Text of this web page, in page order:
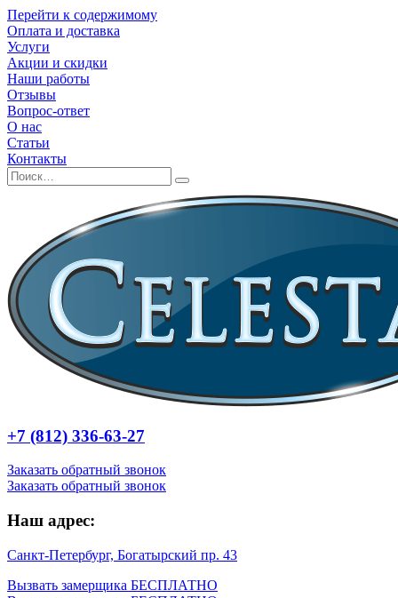
Перейти к содержимому
Оплата и доставка
Услуги
Акции и скидки
Наши работы
Отзывы
Вопрос-ответ
О нас
Статьи
Контакты
+7 (812) 336-63-27
Заказать обратный звонок
Заказать обратный звонок
Наш адрес:
Санкт-Петербург, Богатырский пр. 43
Вызвать замерщика БЕСПЛАТНО